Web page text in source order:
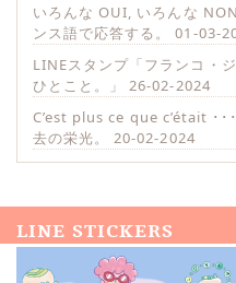
いろんな OUI, いろんな
ンス語で応答する。
01-03-
LINEスタンプ「フランコ・
ひとこと。」
26-02-2024
C’est plus ce que c’était ･･
去の栄光。
20-02-2024
LINE STICKERS